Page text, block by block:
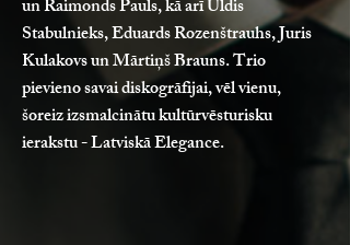
un Raimonds Pauls, kā arī Uldis
Stabulnieks, Eduards Rozenštrauhs, Juris
Kulakovs un Mārtiņš Brauns. Trio
pievieno savai diskogrāfijai, vēl vienu,
šoreiz izsmalcinātu kultūrvēsturisku
ierakstu - Latviskā Elegance.